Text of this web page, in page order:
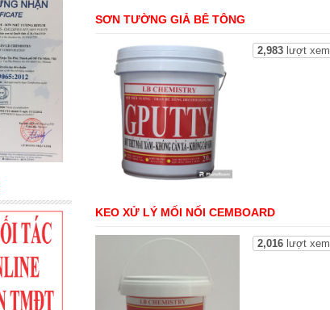
SƠN TƯỜNG GIẢ BÊ TÔNG
2,983lượt xem
KEO XỬ LÝ MỐI NỐI CEMBOARD
2,016lượt xem